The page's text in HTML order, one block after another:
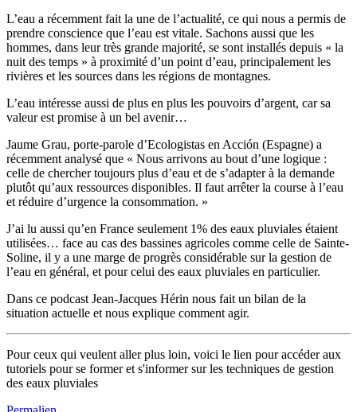
L’eau a récemment fait la une de l’actualité, ce qui nous a permis de
prendre conscience que l’eau est vitale. Sachons aussi que les
hommes, dans leur très grande majorité, se sont installés depuis « la
nuit des temps » à proximité d’un point d’eau, principalement les
rivières et les sources dans les régions de montagnes.
L’eau intéresse aussi de plus en plus les pouvoirs d’argent, car sa
valeur est promise à un bel avenir…
Jaume Grau, porte-parole d’Ecologistas en Acción (Espagne) a
récemment analysé que « Nous arrivons au bout d’une logique :
celle de chercher toujours plus d’eau et de s’adapter à la demande
plutôt qu’aux ressources disponibles. Il faut arrêter la course à l’eau
et réduire d’urgence la consommation. »
J’ai lu aussi qu’en France seulement 1% des eaux pluviales étaient
utilisées… face au cas des bassines agricoles comme celle de Sainte-
Soline, il y a une marge de progrès considérable sur la gestion de
l’eau en général, et pour celui des eaux pluviales en particulier.
Dans ce podcast Jean-Jacques Hérin nous fait un bilan de la
situation actuelle et nous explique comment agir.
Pour ceux qui veulent aller plus loin, voici le lien pour accéder aux
tutoriels pour se former et s'informer sur les techniques de gestion
des eaux pluviales